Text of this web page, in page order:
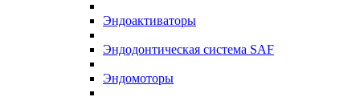
Эндоактиваторы
Эндодонтическая система SAF
Эндомоторы